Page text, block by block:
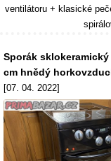
ventilátoru + klasické
Sporák sklokeramický
cm hnědý
[07. 04. 2022]